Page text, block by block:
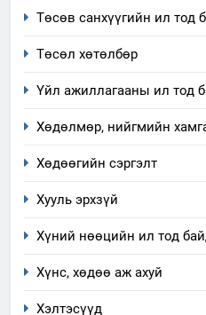
Төсөв санхүүгийн ил тод
Төсөл хөтөлбөр
Үйл ажиллагааны ил тод
Хөдөлмөр, нийгмийн
Хөдөөгийн сэргэлт
Хууль эрхзүй
Хүний нөөцийн ил тод
Хүнс, хөдөө аж ахуй
Хэлтэсүүд
6
ИЛ ТОД
Үйл